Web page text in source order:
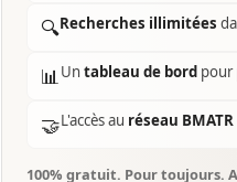
🔍Recherches illimitées
📊Untableau de bord pour
🤝L'accès au réseau BMATR
100% gratuit. Pour toujours.